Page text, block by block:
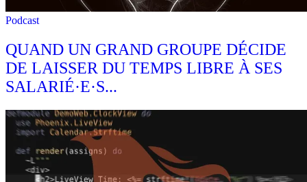
Podcast
QUAND UN GRAND GROUPE DÉCIDE
DE LAISSER DU TEMPS LIBRE À SES
SALARIÉ·E·S...